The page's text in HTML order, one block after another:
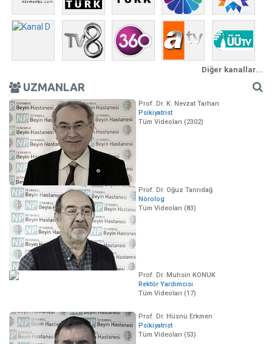
Diğer kanallar...
UZMANLAR
Prof. Dr. K. Nevzat Tarhan
Psikiyatrist
Tüm Videoları (2302)
Prof. Dr. Oğuz Tanrıdağ
Nörolog
Tüm Videoları (83)
Prof. Dr. Muhsin KONUK
Rektör Yardımcısı
Tüm Videoları (17)
Prof. Dr. Hüsnü Erkmen
Psikiyatrist
Tüm Videoları (53)